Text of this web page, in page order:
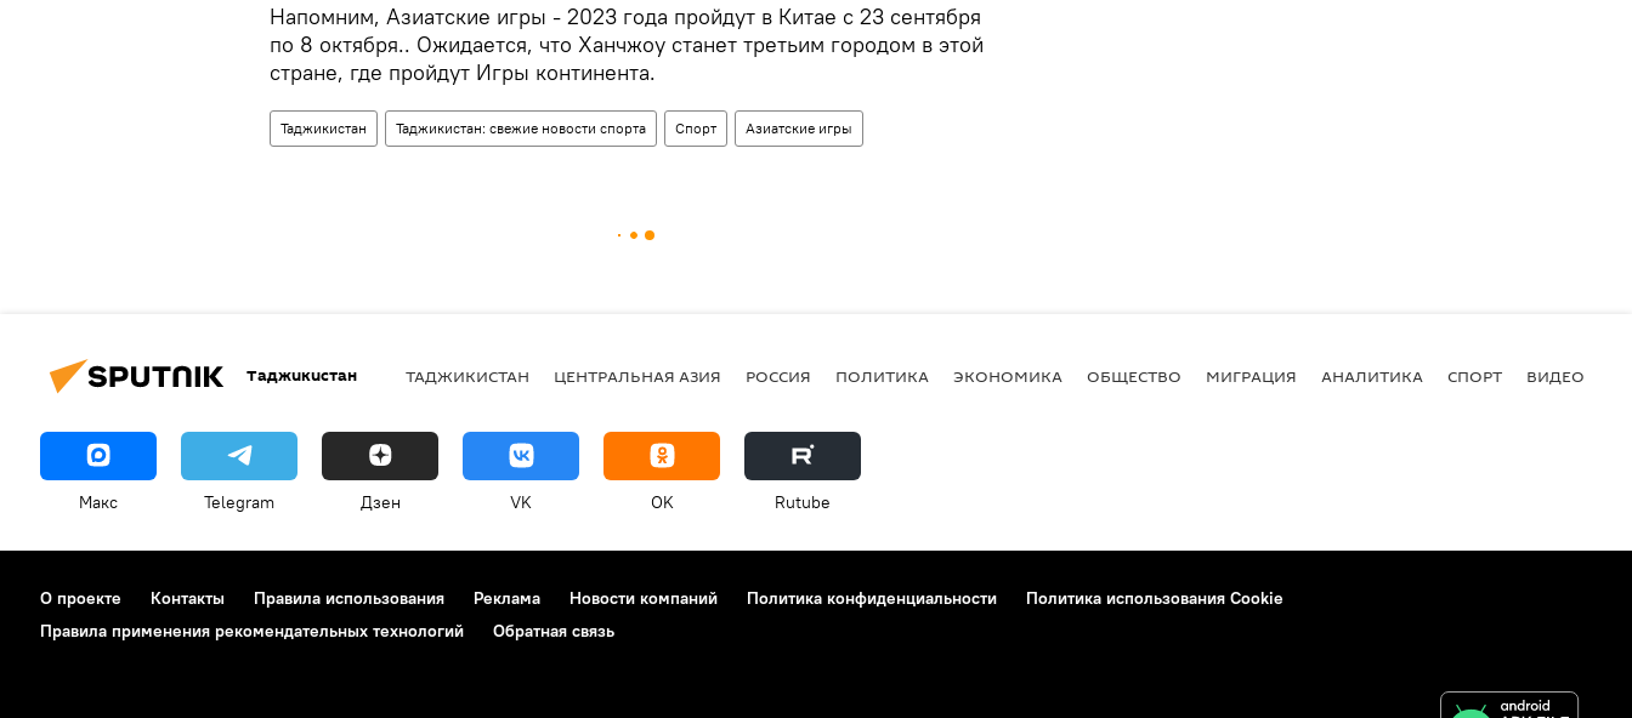
Напомним, Азиатские игры - 2023 года пройдут в Китае с 23 сентября
по 8 октября.. Ожидается, что Ханчжоу станет третьим городом в этой
стране, где пройдут Игры континента.
Таджикистан Таджикистан: свежие новости спорта Спорт Азиатские игры
Таджикистан ТАДЖИКИСТАН ЦЕНТРАЛЬНАЯ АЗИЯ РОССИЯ ПОЛИТИКА ЭКОНОМИКА ОБЩЕСТВО МИГРАЦИЯ АНАЛИТИКА СПОРТ ВИДЕО
Макс Telegram Дзен VK OK Rutube
О проекте Контакты Правила использования Реклама Новости компаний Политика конфиденциальности
Политика использования Cookie
Правила применения рекомендательных технологий
Обратная связь